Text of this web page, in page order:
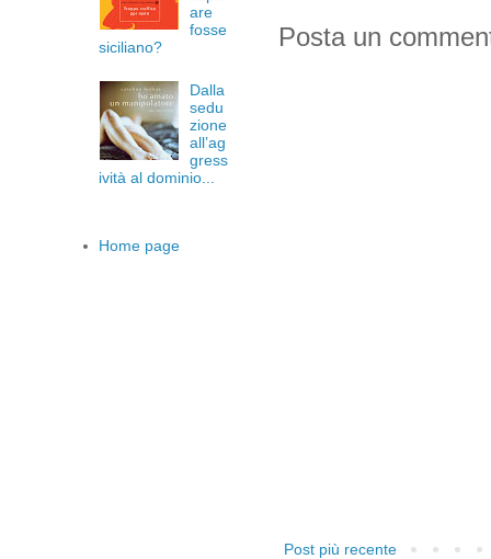
Posta un
Post più recente
are
fosse
siciliano?
Dalla
sedu
zione
all’ag
gress
ività al dominio...
Home page